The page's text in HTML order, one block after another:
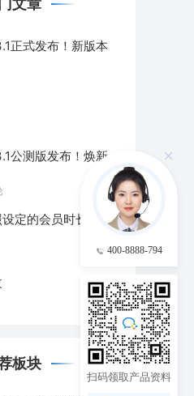
文章
正式发布！新版本
公测版发布！焕新·
定的会员时长设置
板块
400-8888-794
扫码领取产品资料